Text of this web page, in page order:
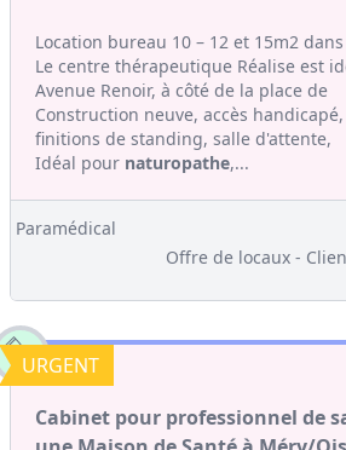
Location bureau 10 – 12 et 15m2 dans
Le centre thérapeutique Réalise est
Avenue Renoir, à côté de la place de
Construction neuve, accès
finitions de standing, salle d'attente,
Idéal pour naturopathe,...
Paramédical
Offre de locaux -
URGENT
Cabinet pour professionnel de